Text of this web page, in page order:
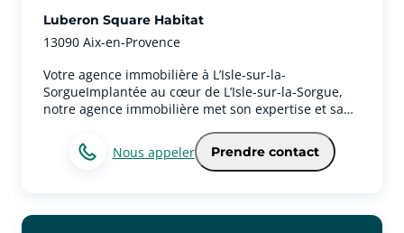
Luberon Square Habitat
13090 Aix-en-Provence
Votre agence immobilière à L’Isle-sur-la-
SorgueImplantée au cœur de L’Isle-sur-la-Sorgue,
notre agence immobilière met son expertise et sa
de tous vos projets. Que vous souhaitiez acheter,
vendre, louer ou faire estimer un bien, notre équipe
vous accompagne avec professionnalisme, écoute et
sur-la-Sorgue et de ses environs, nous valorisons un
Prendre contact
Nous appeler